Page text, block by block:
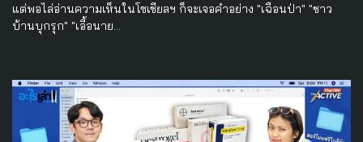
แต่พอไล่อ่านความเห็นในโซเชียลฯ ก็จะเจอคำอย่าง "เฉือนป่า" "ชาว
บ้านบุกรุก" "เอื้อนาย…